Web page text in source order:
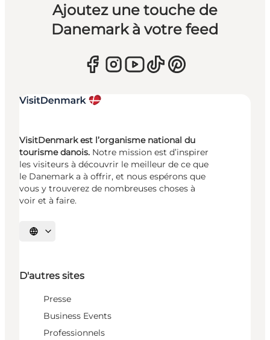
Ajoutez une touche de
Danemark à votre feed
VisitDenmark est l’organisme national du
tourisme danois. Notre mission est d’inspirer
les visiteurs à découvrir le meilleur de ce que
le Danemark a à offrir, et nous espérons que
vous y trouverez de nombreuses choses à
voir et à faire.
Choisissez la langue
D'autres sites
Presse
Business Events
Professionnels